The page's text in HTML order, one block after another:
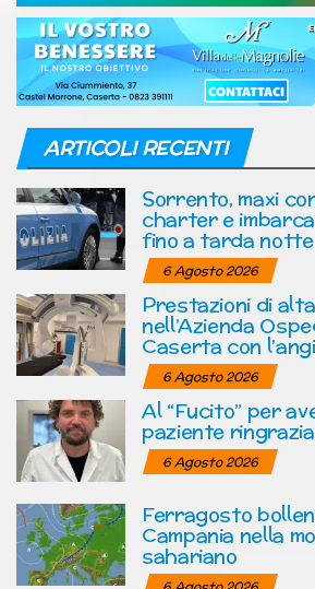
ARTICOLI RECENTI
Sorrento, maxi
charter e
fino a tarda notte
6 Agosto 2026
Prestazioni di
nell’Azienda
Caserta con
6 Agosto 2026
Al “Fucito” per
paziente
6 Agosto 2026
Ferragosto
Campania nella
sahariano